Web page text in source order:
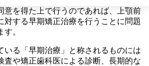
意を得た上で行うのであれば、上顎前
対する早期矯正治療を行うことに問題
。
いる「早期治療」と称されるものには
査や矯正歯科医による診断、長期的な